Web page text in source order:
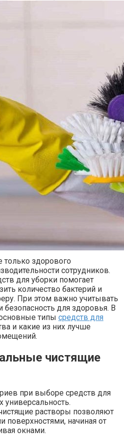
только здорового
сотрудников.
для уборки помогает
количество бактерий и
При этом важно учитывать
безопасность для здоровья. В
типы средств для
и какие из них лучше
чистящие
при выборе средств для
универсальность.
растворы позволяют
поверхностями, начиная от
окнами.